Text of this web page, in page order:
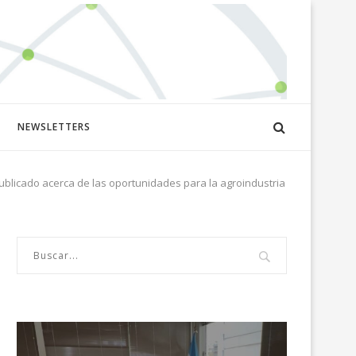
NEWSLETTERS
acerca de las oportunidades para la agroindustria